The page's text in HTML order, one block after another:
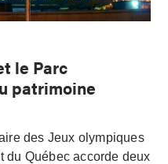
le Parc
patrimoine
des Jeux olympiques
du Québec accorde deux